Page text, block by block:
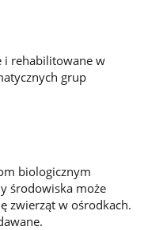
i rehabilitowane w
grup
biologicznym
środowiska może
zwierząt w ośrodkach.